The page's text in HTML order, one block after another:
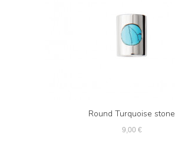
Round Turquoise stone
9,00 €